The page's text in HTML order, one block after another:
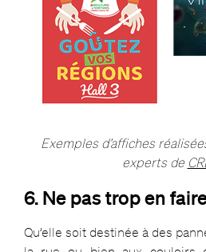
Exemples d’affiches
experts de
6. Ne pas trop en
Qu’elle soit destinée à des